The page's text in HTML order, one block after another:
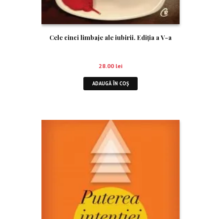
Cele cinci limbaje ale iubirii. Ediţia a V-a
28.00 lei
ADAUGĂ ÎN COȘ